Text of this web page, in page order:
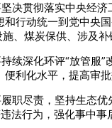
决贯彻落实中央经
行动统一到党中央
、煤炭保供、涉及
续深化环评“放管
利化水平，提高审批
职尽责，坚持生态
法行为，强化事中